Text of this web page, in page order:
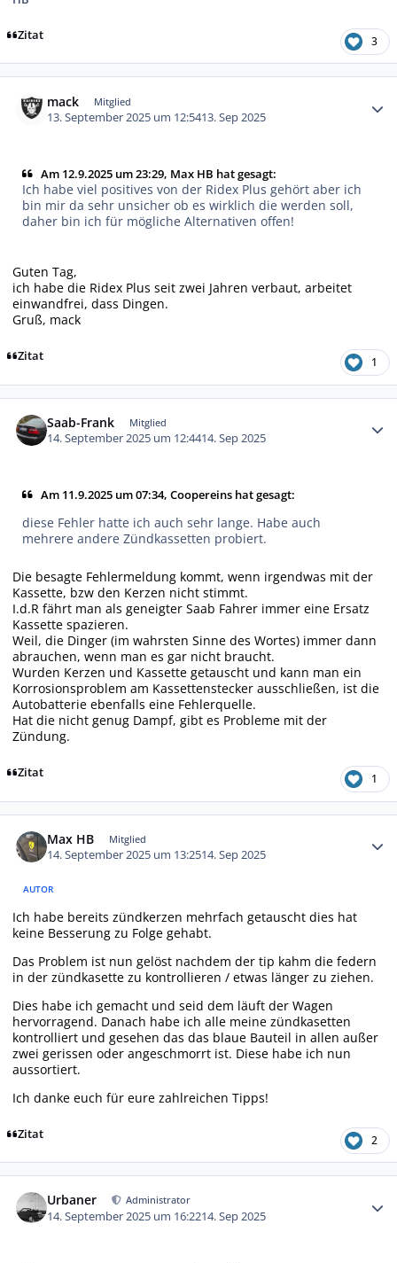
Zitat 3
mack Mitglied
13. September 2025 um 12:5413. Sep 2025
Am 12.9.2025 um 23:29, Max HB hat gesagt:
Ich habe viel positives von der Ridex Plus gehört aber ich
bin mir da sehr unsicher ob es wirklich die werden soll,
daher bin ich für mögliche Alternativen offen!
Guten Tag,
ich habe die Ridex Plus seit zwei Jahren verbaut, arbeitet
einwandfrei, dass Dingen.
Gruß, mack
Zitat 1
Saab-Frank Mitglied
14. September 2025 um 12:4414. Sep 2025
Am 11.9.2025 um 07:34, Coopereins hat gesagt:
diese Fehler hatte ich auch sehr lange. Habe auch
mehrere andere Zündkassetten probiert.
Die besagte Fehlermeldung kommt, wenn irgendwas mit der
Kassette, bzw den Kerzen nicht stimmt.
I.d.R fährt man als geneigter Saab Fahrer immer eine Ersatz
Kassette spazieren.
Weil, die Dinger (im wahrsten Sinne des Wortes) immer dann
abrauchen, wenn man es gar nicht braucht.
Wurden Kerzen und Kassette getauscht und kann man ein
Korrosionsproblem am Kassettenstecker ausschließen, ist die
Autobatterie ebenfalls eine Fehlerquelle.
Hat die nicht genug Dampf, gibt es Probleme mit der
Zündung.
Zitat 1
Max HB Mitglied
14. September 2025 um 13:2514. Sep 2025
AUTOR
Ich habe bereits zündkerzen mehrfach getauscht dies hat
keine Besserung zu Folge gehabt.
Das Problem ist nun gelöst nachdem der tip kahm die federn
in der zündkasette zu kontrollieren / etwas länger zu ziehen.
Dies habe ich gemacht und seid dem läuft der Wagen
hervorragend. Danach habe ich alle meine zündkasetten
kontrolliert und gesehen das das blaue Bauteil in allen außer
zwei gerissen oder angeschmorrt ist. Diese habe ich nun
aussortiert.
Ich danke euch für eure zahlreichen Tipps!
Zitat 2
Urbaner Administrator
14. September 2025 um 16:2214. Sep 2025